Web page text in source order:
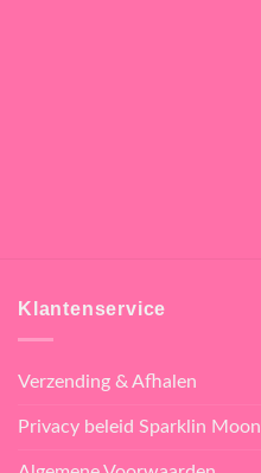
Klantenservice
Verzending & Afhalen
Privacy beleid Sparklin Moon